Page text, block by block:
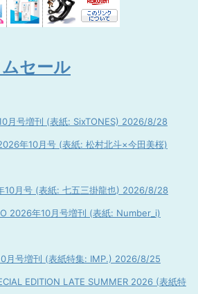
セール
月号増刊 (表紙: SixTONES) 2026/8/28
年10月号 (表紙: 松村北斗×今田美桜)
10月号 (表紙: 七五三掛龍也) 2026/8/28
2026年10月号増刊 (表紙: Number_i)
月号増刊 (表紙特集: IMP.) 2026/8/25
EDITION LATE SUMMER 2026 (表紙特